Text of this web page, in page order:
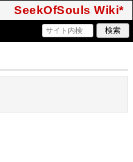
SeekOfSouls Wiki*